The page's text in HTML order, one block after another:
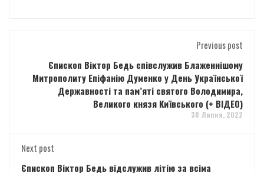
Previous post
Єпископ Віктор Бедь співслужив Блаженнішому
Митрополиту Епіфанію Думенко у День Української
Державності та пам’яті святого Володимира,
Великого князя Київського (+ ВІДЕО)
30 Липня, 2022
Next post
Єпископ Віктор Бедь відслужив літію за всіма